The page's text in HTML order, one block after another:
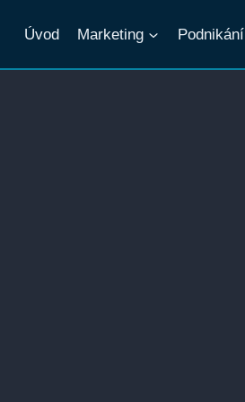
Úvod Marketing Podnikání